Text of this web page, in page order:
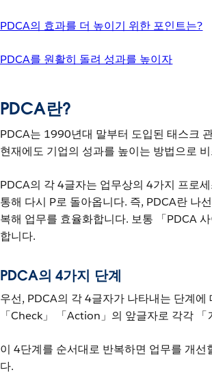
PDCA의 효과를 더 높이기 위한 포인트는?
PDCA를 원활히 돌려 성과를 높이자
PDCA란?
PDCA는 1990년대 말부터 도입된 태스크
현재에도 기업의 성과를 높이는 방법으로
PDCA의 각 4글자는 업무상의 4가지 프로
통해 다시 P로 돌아옵니다. 즉, PDCA란 나
복해 업무를 효율화합니다. 보통 「PDCA
합니다.
PDCA의 4가지 단계
우선, PDCA의 각 4글자가 나타내는 단계에
「Check」 「Action」의 앞글자로 각각
이 4단계를 순서대로 반복하면 업무를 개
다.